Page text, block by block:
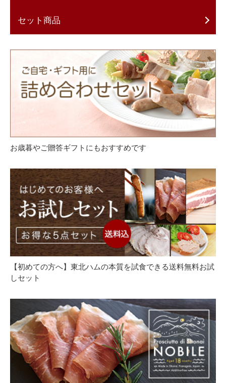
セット商品
お歳暮やご贈答ギフトにもおすすめです
【初めての方へ】東北ハムの本質を試食できる送料無料お試
しセット